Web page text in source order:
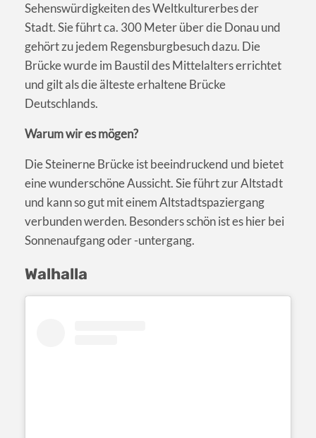
Sehenswürdigkeiten des Weltkulturerbes der
Stadt. Sie führt ca. 300 Meter über die Donau und
gehört zu jedem Regensburgbesuch dazu. Die
Brücke wurde im Baustil des Mittelalters errichtet
und gilt als die älteste erhaltene Brücke
Deutschlands.
Warum wir es mögen?
Die Steinerne Brücke ist beeindruckend und bietet
eine wunderschöne Aussicht. Sie führt zur Altstadt
und kann so gut mit einem Altstadtspaziergang
verbunden werden. Besonders schön ist es hier bei
Sonnenaufgang oder -untergang.
Walhalla